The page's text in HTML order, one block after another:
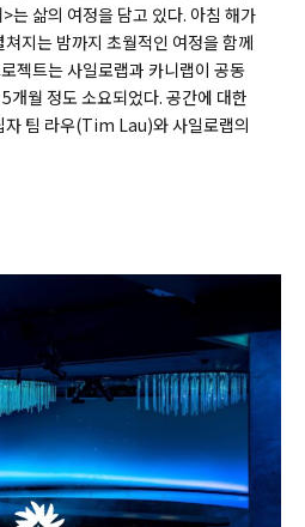
는 삶의 여정을 담고 있다. 아침 해가
지는 밤까지 초월적인 여정을 함께
젝트는 사일로랩과 카니랩이 공동
개월 정도 소요되었다. 공간에 대한
자 팀 라우(Tim Lau)와 사일로랩의